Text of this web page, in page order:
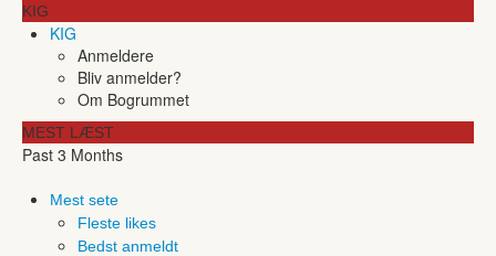
KIG
KIG
Anmeldere
Bliv anmelder?
Om Bogrummet
MEST LÆST
Past 3 Months
Mest sete
Fleste likes
Bedst anmeldt